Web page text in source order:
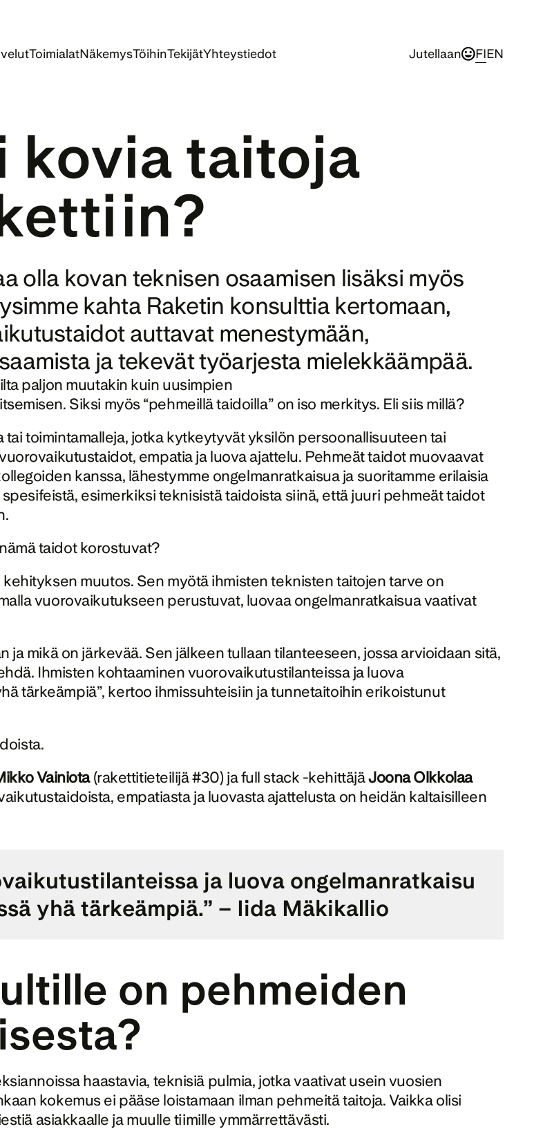
ToimialatNäkemysTöihinTekijätYhteystiedot Jutellaan FIEN
kovia taitoja
olla kovan teknisen osaamisen lisäksi myös
kahta Raketin konsulttia kertomaan,
auttavat menestymään,
ja tekevät työarjesta mielekkäämpää.
paljon muutakin kuin uusimpien
Siksi myös “pehmeillä taidoilla” on iso merkitys. Eli siis millä?
toimintamalleja, jotka kytkeytyvät yksilön persoonallisuuteen tai
empatia ja luova ajattelu. Pehmeät taidot muovaavat
kanssa, lähestymme ongelmanratkaisua ja suoritamme erilaisia
esimerkiksi teknisistä taidoista siinä, että juuri pehmeät taidot
taidot korostuvat?
muutos. Sen myötä ihmisten teknisten taitojen tarve on
vuorovaikutukseen perustuvat, luovaa ongelmanratkaisua vaativat
ja mikä on järkevää. Sen jälkeen tullaan tilanteeseen, jossa arvioidaan sitä,
Ihmisten kohtaaminen vuorovaikutustilanteissa ja luova
tärkeämpiä”, kertoo ihmissuhteisiin ja tunnetaitoihin erikoistunut
Vainiota (rakettitieteilijä #30) ja full stack -kehittäjä Joona Olkkolaa
empatiasta ja luovasta ajattelusta on heidän kaltaisilleen
ja luova ongelmanratkaisu
yhä tärkeämpiä.” – Iida Mäkikallio
on pehmeiden
haastavia, teknisiä pulmia, jotka vaativat usein vuosien
kokemus ei pääse loistamaan ilman pehmeitä taitoja. Vaikka olisi
asiakkaalle ja muulle tiimille ymmärrettävästi.